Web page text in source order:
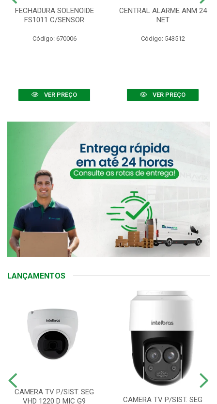
FECHADURA SOLENOIDE
FS1011 C/SENSOR
Código: 670006
VER PREÇO
CENTRAL ALARME ANM 24
NET
Código: 543512
VER PREÇO
LANÇAMENTOS
CAMERA TV P/SIST. SEG
VHD 1220 D MIC G9
CAMERA TV P/SIST. SEG